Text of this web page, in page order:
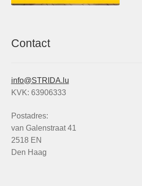
Contact
info@STRIDA.lu
KVK: 63906333
Postadres:
van Galenstraat 41
2518 EN
Den Haag